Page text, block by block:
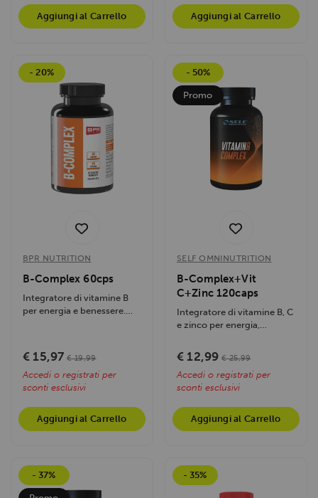
Aggiungi al Carrello Aggiungi al Carrello
- 20%
BPR NUTRITION
B-Complex 60cps
Integratore di vitamine B
per energia e benessere.
€ 15,97 € 19,99
Accedi o registrati per
sconti esclusivi
Aggiungi al Carrello
- 50%
Promo
SELF OMNINUTRITION
B-Complex+Vit
C+Zinc 120caps
Integratore di vitamine B, C
e zinco per energia,
immunitarie....
€ 12,99 € 25,99
Accedi o registrati per
sconti esclusivi
Aggiungi al Carrello
- 37% - 35%